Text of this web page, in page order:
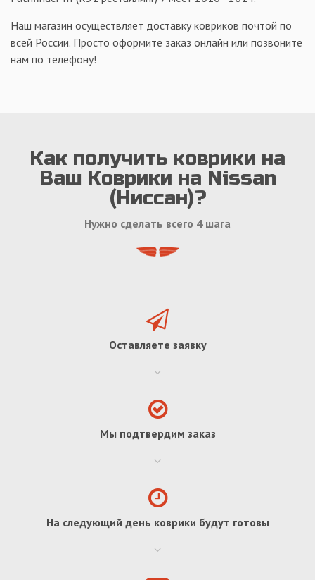
Наш магазин осуществляет доставку ковриков почтой по
всей России. Просто оформите заказ онлайн или позвоните
нам по телефону!
Как получить коврики на
Ваш Коврики на Nissan
(Ниссан)?
Нужно сделать всего 4 шага
Оставляете заявку
Мы подтвердим заказ
На следующий день коврики будут готовы